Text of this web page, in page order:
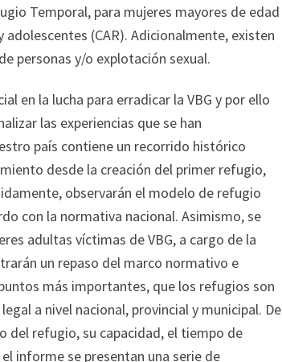
Temporal, para mujeres mayores de edad
(CAR). Adicionalmente, existen
personas y/o explotación sexual.
en la lucha para erradicar la VBG y por ello
las experiencias que se han
país contiene un recorrido histórico
desde la creación del primer refugio,
observarán el modelo de refugio
con la normativa nacional. Asimismo, se
adultas víctimas de VBG, a cargo de la
un repaso del marco normativo e
más importantes, que los refugios son
a nivel nacional, provincial y municipal. De
del refugio, su capacidad, el tiempo de
informe se presentan una serie de